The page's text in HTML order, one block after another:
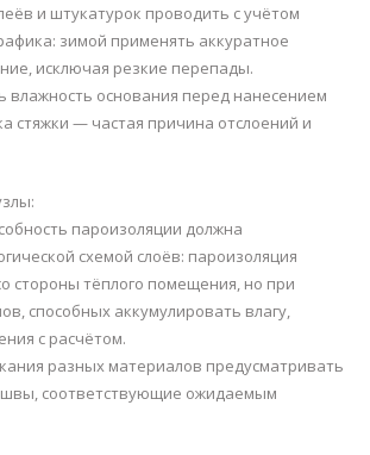
и штукатурок проводить с учётом
зимой применять аккуратное
исключая резкие перепады.
основания перед нанесением
стяжки — частая причина отслоений и
пароизоляции должна
схемой слоёв: пароизоляция
стороны тёплого помещения, но при
способных аккумулировать влагу,
с расчётом.
разных материалов предусматривать
соответствующие ожидаемым